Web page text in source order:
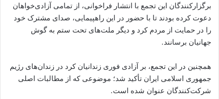
برگزارکنندگان این تجمع با انتشار فراخوانی، از تمامی آزادی‌خواهان
دعوت کرده بودند تا با حضور در این راهپیمایی، صدای مشترک خود
را در حمایت از مردم کرد و دیگر ملت‌های تحت ستم به گوش
جهانیان برسانند.
همچنین در این تجمع، بر آزادی فوری زندانیان کرد در زندان‌های رژیم
جمهوری اسلامی ایران تأکید شد؛ موضوعی که از مطالبات اصلی
شرکت‌کنندگان عنوان شده است.